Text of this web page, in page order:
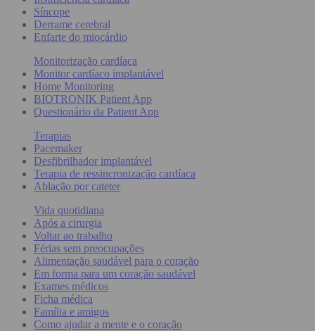
Síncope
Derrame cerebral
Enfarte do miocárdio
Monitorização cardíaca
Monitor cardíaco implantável
Home Monitoring
BIOTRONIK Patient App
Questionário da Patient App
Terapias
Pacemaker
Desfibrilhador implantável
Terapia de ressincronização cardíaca
Ablação por cateter
Vida quotidiana
Após a cirurgia
Voltar ao trabalho
Férias sem preocupações
Alimentação saudável para o coração
Em forma para um coração saudável
Exames médicos
Ficha médica
Família e amigos
Como ajudar a mente e o coração